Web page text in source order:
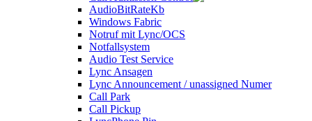
AudioBitRateKb
Windows Fabric
Notruf mit Lync/OCS
Notfallsystem
Audio Test Service
Lync Ansagen
Lync Announcement / unassigned Numer
Call Park
Call Pickup